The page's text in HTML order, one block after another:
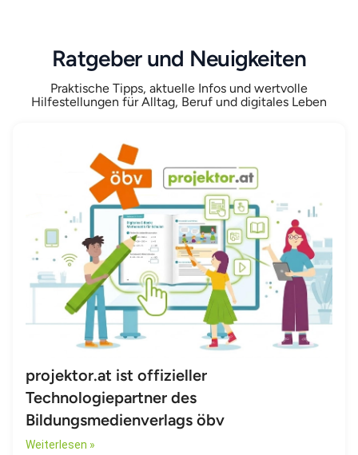
Ratgeber und Neuigkeiten
Praktische Tipps, aktuelle Infos und wertvolle
Hilfestellungen für Alltag, Beruf und digitales Leben
projektor.at ist offizieller
Technologiepartner des
Bildungsmedienverlags öbv
Weiterlesen »